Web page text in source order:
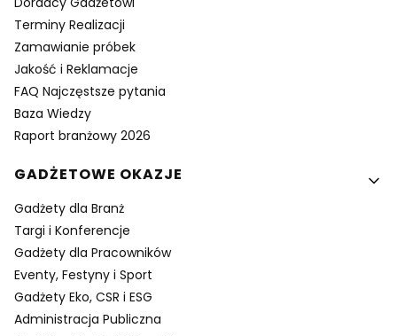
Terminy Realizacji
Zamawianie próbek
Jakość i Reklamacje
FAQ Najczęstsze pytania
Baza Wiedzy
Raport branżowy 2026
GADŻETOWE OKAZJE
Gadżety dla Branż
Targi i Konferencje
Gadżety dla Pracowników
Eventy, Festyny i Sport
Gadżety Eko, CSR i ESG
Administracja Publiczna